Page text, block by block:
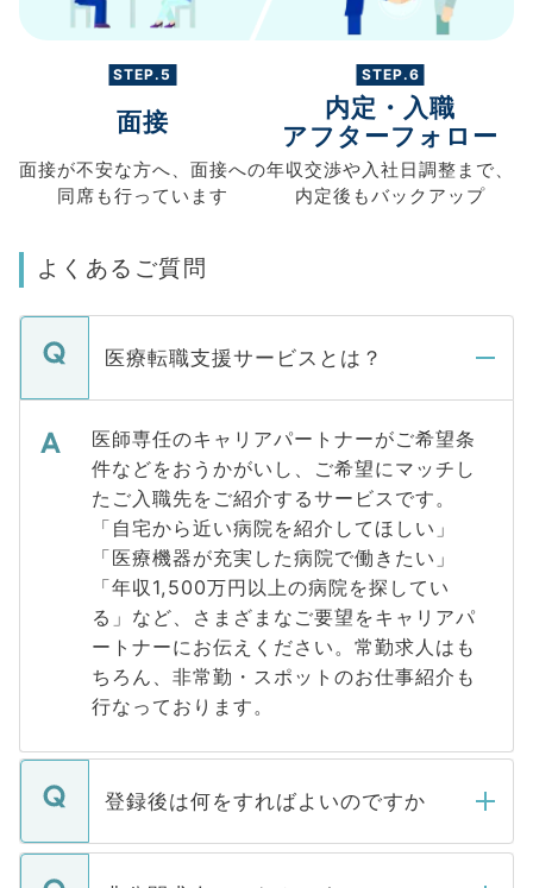
STEP.5
面接
面接が不安な方へ、 面接への
同席も行っています
STEP.6
内定・入職
アフターフォロー
年収交渉や入社日調整まで、
内定後もバックアップ
よくあるご質問
医療転職支援サービスとは？
医師専任のキャリアパートナーがご希望条
件などをおうかがいし、ご希望にマッチし
たご入職先をご紹介するサービスです。
「自宅から近い病院を紹介してほしい」
「医療機器が充実した病院で働きたい」
「年収1,500万円以上の病院を探してい
る」など、さまざまなご要望をキャリアパ
ートナーにお伝えください。常勤求人はも
ちろん、非常勤・スポットのお仕事紹介も
行なっております。
登録後は何をすればよいのですか
ご登録いただきましたら、弊社担当者がご